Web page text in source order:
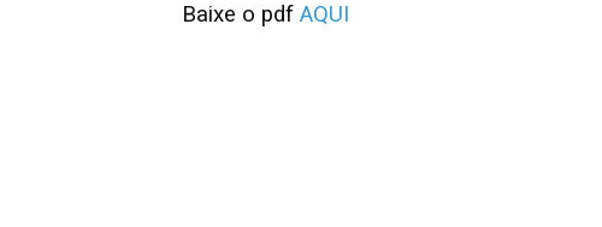
Baixe o pdf AQUI